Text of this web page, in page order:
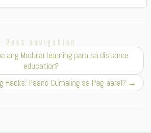
Post navigation
ang Modular learning para sa distance
education?
Hacks: Paano Gumaling sa Pag-aaral? →